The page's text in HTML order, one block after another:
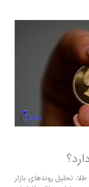
تحلیل روندهای بازار